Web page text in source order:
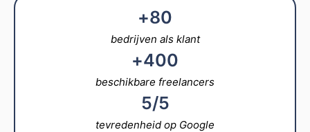
bedrijven als klant
+80
beschikbare freelancers
+400
tevredenheid op Google
5/5